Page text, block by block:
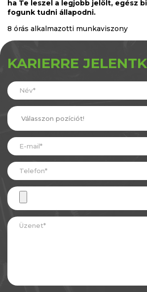
ha Te leszel a legjobb jelölt, egész
fogunk tudni állapodni.
8 órás alkalmazotti munkaviszony
KARIERRE